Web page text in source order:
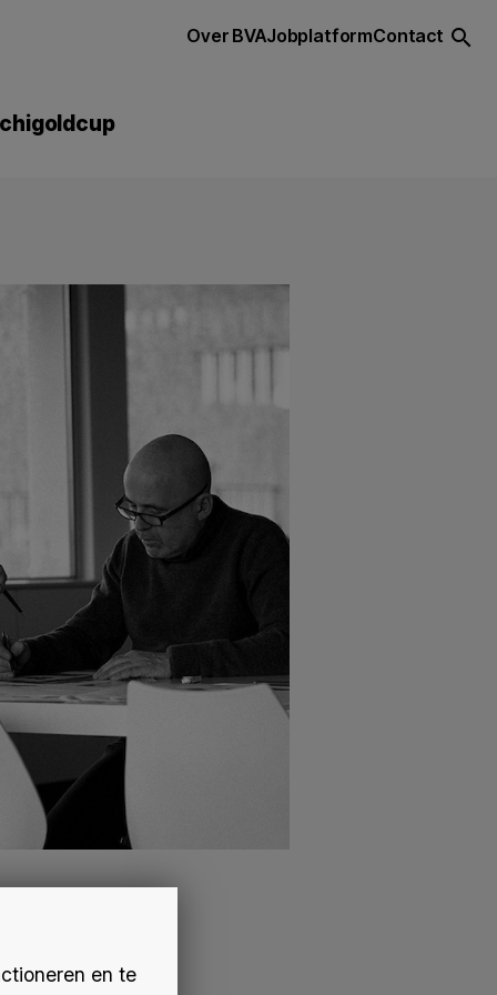
en te
Over BVAJobplatformContact search